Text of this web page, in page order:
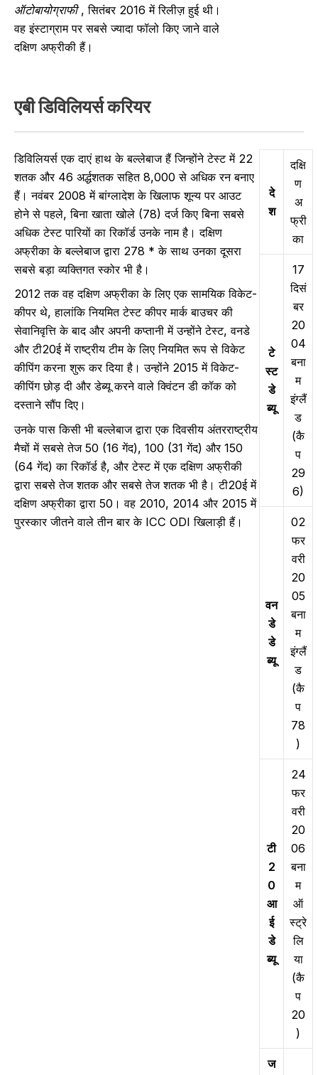
ऑटोबायोग्राफी, सितंबर 2016 में रिलीज़ हुई थी।
वह इंस्टाग्राम पर सबसे ज्यादा फॉलो किए जाने वाले
दक्षिण अफ्रीकी हैं।
एबी डिविलियर्सकरियर
डिविलियर्स एक दाएं हाथ के बल्लेबाज हैं जिन्होंने टेस्ट में 22
शतक और 46 अर्द्धशतक सहित 8,000 से अधिक रन बनाए
हैं। नवंबर 2008 में बांग्लादेश के खिलाफ शून्य पर आउट
होने से पहले, बिना खाता खोले (78) दर्ज किए बिना सबसे
अधिक टेस्ट पारियों का रिकॉर्ड उनके नाम है। दक्षिण
अफ्रीका के बल्लेबाज द्वारा 278 * के साथ उनका दूसरा
सबसे बड़ा व्यक्तिगत स्कोर भी है।
2012 तक वह दक्षिण अफ्रीका के लिए एक सामयिक विकेट-
कीपर थे, हालांकि नियमित टेस्ट कीपर मार्क बाउचर की
सेवानिवृत्ति के बाद और अपनी कप्तानी में उन्होंने टेस्ट, वनडे
और टी20ई में राष्ट्रीय टीम के लिए नियमित रूप से विकेट
कीपिंग करना शुरू कर दिया है। उन्होंने 2015 में विकेट-
कीपिंग छोड़ दी और डेब्यू करने वाले क्विंटन डी कॉक को
दस्ताने सौंप दिए।
उनके पास किसी भी बल्लेबाज द्वारा एक दिवसीय अंतरराष्ट्रीय
मैचों में सबसे तेज 50 (16 गेंद), 100 (31 गेंद) और 150
(64 गेंद) का रिकॉर्ड है, और टेस्ट में एक दक्षिण अफ्रीकी
द्वारा सबसे तेज शतक और सबसे तेज शतक भी है। टी20ई में
दक्षिण अफ्रीका द्वारा 50। वह 2010, 2014 और 2015 में
पुरस्कार जीतने वाले तीन बार के ICC ODI खिलाड़ी हैं।
दे
श
दक्षि
ण
अ
फ्री
का
टे
स्ट
डे
ब्यू
17
दिसं
बर
20
04
बना
म
इंग्लैं
ड
(कै
प
29
6)
वन
डे
डे
ब्यू
02
फर
वरी
20
05
बना
म
इंग्लैं
ड
(कै
प
78
)
टी
2
0
आ
ई
डे
ब्यू
24
फर
वरी
20
06
बना
म
ऑ
स्ट्रे
लि
या
(कै
प
20
)
ज